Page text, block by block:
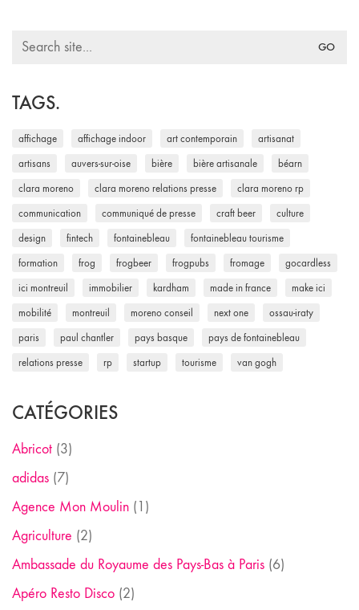
Search
TAGS.
affichage affichage indoor art contemporain artisanat
artisans auvers-sur-oise bière bière artisanale béarn
clara moreno clara moreno relations presse clara moreno rp
communication communiqué de presse craft beer culture
design fintech fontainebleau fontainebleau tourisme
formation frog frogbeer frogpubs fromage gocardless
ici montreuil immobilier kardham made in france make ici
mobilité montreuil moreno conseil next one ossau-iraty
paris paul chantler pays basque pays de fontainebleau
relations presse rp startup tourisme van gogh
CATÉGORIES
Abricot (3)
adidas (7)
Agence Mon Moulin (1)
Agriculture (2)
Ambassade du Royaume des Pays-Bas à Paris (6)
Apéro Resto Disco (2)